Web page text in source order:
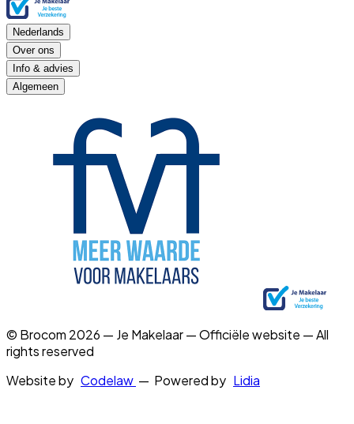
Nederlands
Over ons
Info & advies
Algemeen
© Brocom 2026 — Je Makelaar — Officiële website — All
rights reserved
Website by Codelaw — Powered by Lidia